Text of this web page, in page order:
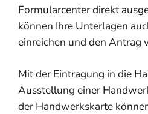
Formularcenter direkt
können Ihre Unterlagen
einreichen und den Antrag
Mit der Eintragung in die
Ausstellung einer
der Handwerkskarte